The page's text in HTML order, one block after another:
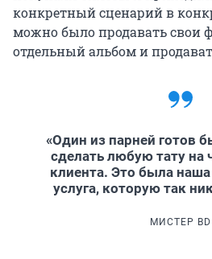
конкретный сценарий в
можно было продавать свои
отдельный альбом и
«Один из парней готов
сделать любую тату на
клиента. Это была
услуга, которую так
МИСТЕР BD